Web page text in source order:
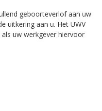
geboorteverlof aan uw
uitkering aan u. Het UWV
uw werkgever hiervoor